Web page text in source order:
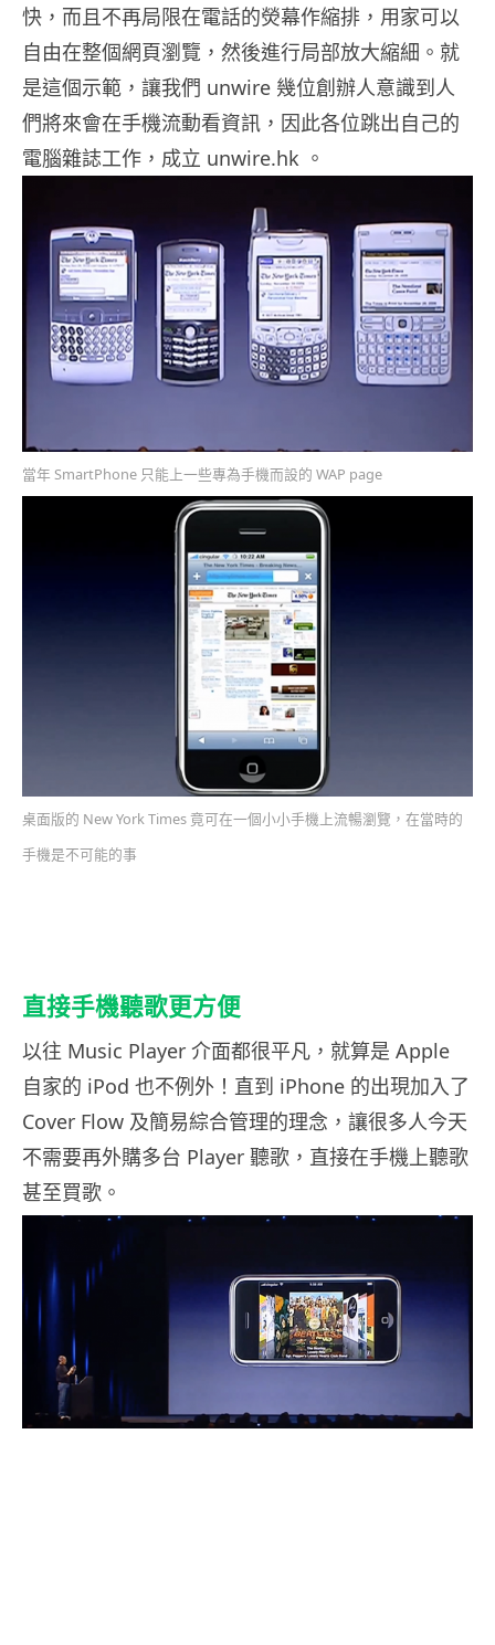
快，而且不再局限在電話的熒幕作縮排，用家可以
自由在整個網頁瀏覽，然後進行局部放大縮細。就
是這個示範，讓我們 unwire 幾位創辦人意識到人
們將來會在手機流動看資訊，因此各位跳出自己的
電腦雜誌工作，成立 unwire.hk 。
當年 SmartPhone 只能上一些專為手機而設的 WAP page
桌面版的 New York Times 竟可在一個小小手機上流暢瀏覽，在當時的
手機是不可能的事
直接手機聽歌更方便
以往 Music Player 介面都很平凡，就算是 Apple
自家的 iPod 也不例外！直到 iPhone 的出現加入了
Cover Flow 及簡易綜合管理的理念，讓很多人今天
不需要再外購多台 Player 聽歌，直接在手機上聽歌
甚至買歌。